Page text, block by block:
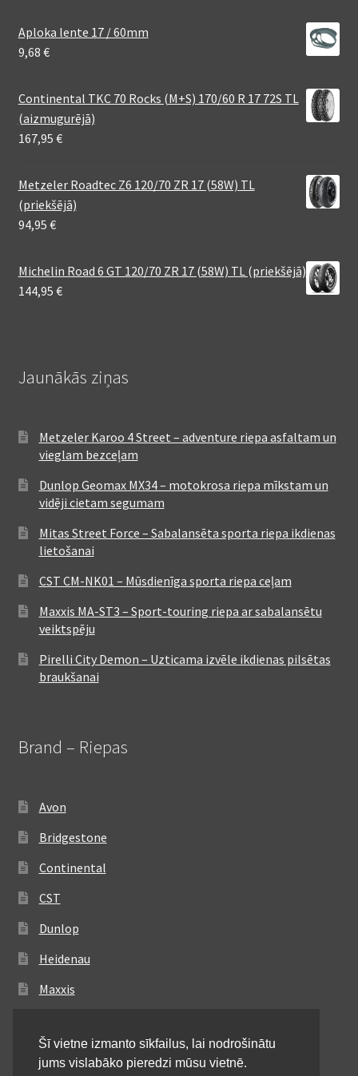
Aploka lente 17 / 60mm
9,68 €
Continental TKC 70 Rocks (M+S) 170/60 R 17 72S TL
(aizmugurējā)
167,95 €
Metzeler Roadtec Z6 120/70 ZR 17 (58W) TL
(priekšējā)
94,95 €
Michelin Road 6 GT 120/70 ZR 17 (58W) TL (priekšējā)
144,95 €
Jaunākās ziņas
Metzeler Karoo 4 Street – adventure riepa asfaltam un
vieglam bezceļam
Dunlop Geomax MX34 – motokrosa riepa mīkstam un
vidēji cietam segumam
Mitas Street Force – Sabalansēta sporta riepa ikdienas
lietošanai
CST CM-NK01 – Mūsdienīga sporta riepa ceļam
Maxxis MA-ST3 – Sport-touring riepa ar sabalansētu
veiktspēju
Pirelli City Demon – Uzticama izvēle ikdienas pilsētas
braukšanai
Brand – Riepas
Avon
Bridgestone
Continental
CST
Dunlop
Heidenau
Maxxis
Michelin
Šī vietne izmanto sīkfailus, lai nodrošinātu
jums vislabāko pieredzi mūsu vietnē.